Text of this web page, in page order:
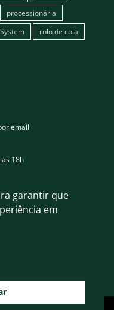
garantir que
em
processionária
rolo de cola
email
às 18h